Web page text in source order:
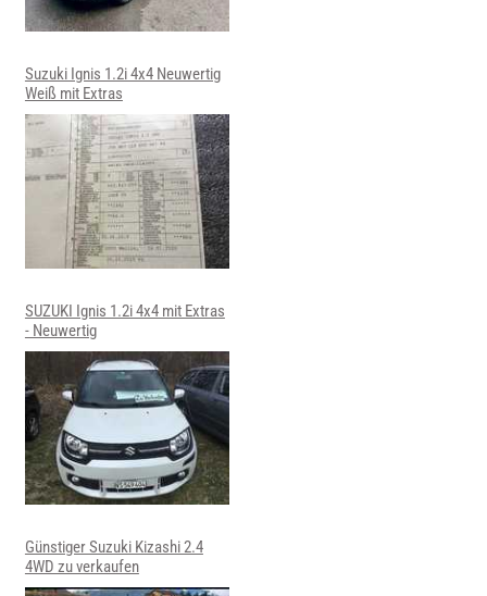
Suzuki Ignis 1.2i 4x4 Neuwertig
Weiß mit Extras
SUZUKI Ignis 1.2i 4x4 mit Extras
- Neuwertig
Günstiger Suzuki Kizashi 2.4
4WD zu verkaufen